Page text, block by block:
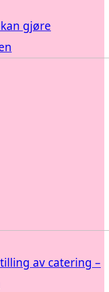
gjøre
av catering –